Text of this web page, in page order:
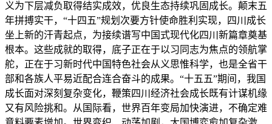
义为下层减负取得结实成效，优良生态持续巩固成长。颠末五
年拼搏实干，“十四五”规划次要方针使命胜利实现，四川成长
坐上新的汗青起点，为接续谱写中国式现代化四川新篇章奠基
根本。这些成就的取得，底子正在于以习同志为焦点的领航掌
舵，正在于习新时代中国特色社会从义思惟科学，也是全省干
部和各族人平易近配合连合奋斗的成果。“十五五”期间，我国
成长面对深刻复杂变化，鞭策四川经济社会成长既有计谋机缘
又有风险挑和。从国际看，世界百年变局加快演进，不确定难